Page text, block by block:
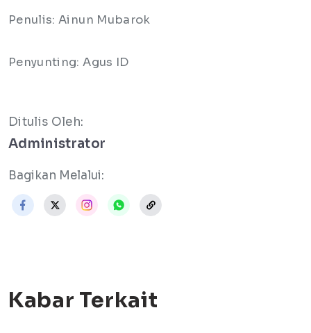
Penulis: Ainun Mubarok
Penyunting: Agus ID
Ditulis Oleh:
Administrator
Bagikan Melalui:
Kabar Terkait